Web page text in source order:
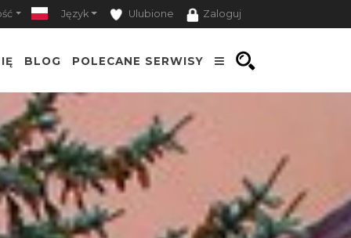
Język Ulubione Zaloguj
BLOG POLECANE SERWISY